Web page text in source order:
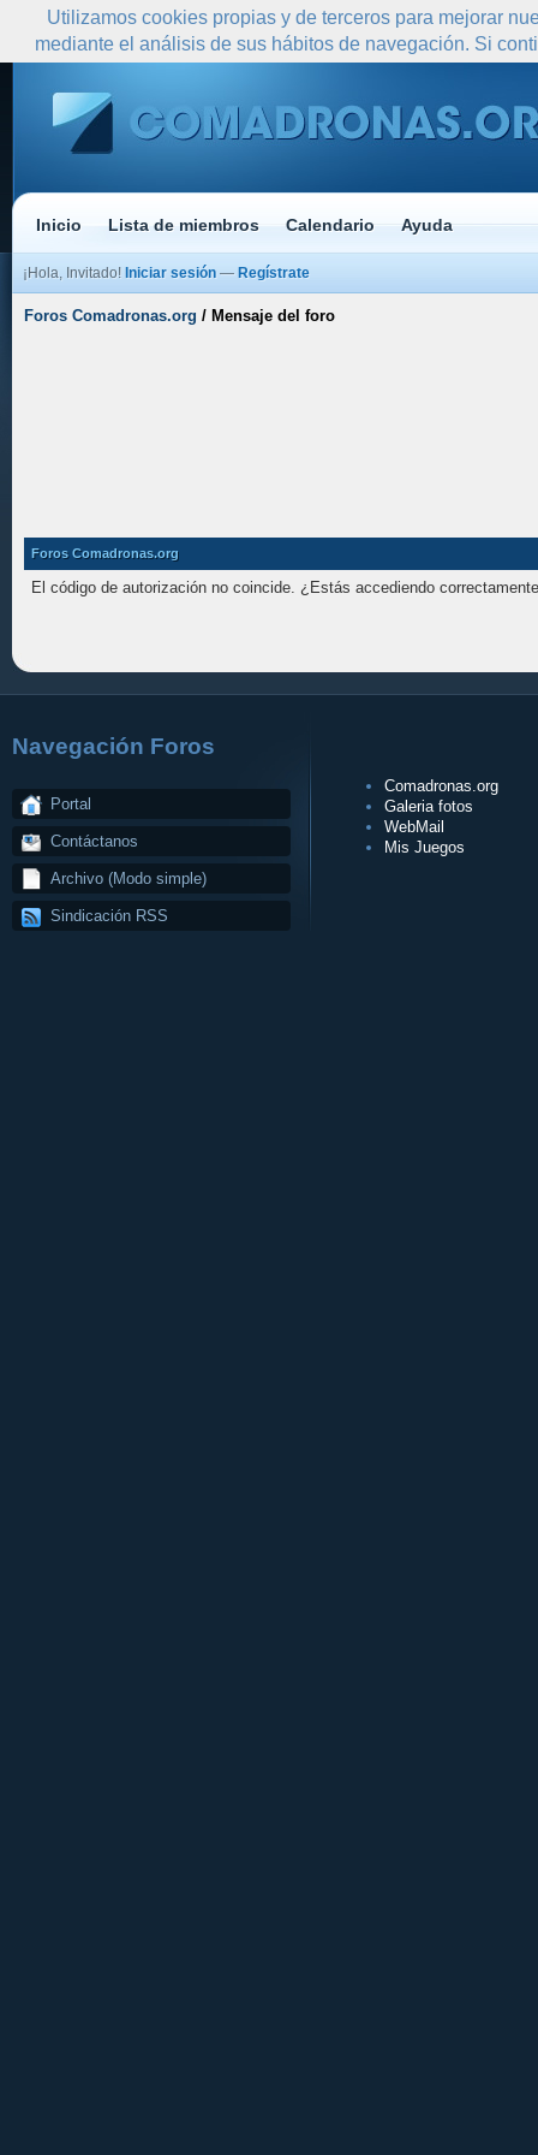
Inicio Lista de miembros Calendario Ayuda
¡Hola, Invitado! Iniciar sesión — Regístrate
Foros Comadronas.org / Mensaje del foro
Foros Comadronas.org
El código de autorización no coincide. ¿Estás accediendo
Navegación Foros
Portal
Contáctanos
Archivo (Modo simple)
Sindicación RSS
Comadronas.org
Galeria fotos
WebMail
Mis Juegos
Utilizamos cookies propias y de terceros para mejorar
mediante el análisis de sus hábitos de navegación. Si